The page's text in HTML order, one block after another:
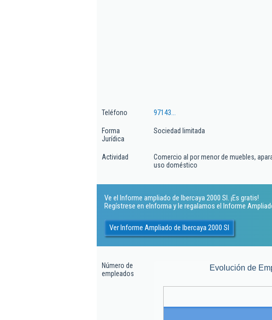
Teléfono 97143...
Forma
Jurídica
Sociedad limitada
Actividad
Comercio al por menor de muebles,
uso doméstico
Ve el Informe ampliado de Ibercaya 2000 Sl. ¡Es gratis!
Regístrese en eInforma y le regalamos el Informe
Ver Informe Ampliado de Ibercaya 2000 Sl
Número de
empleados
Evolución de